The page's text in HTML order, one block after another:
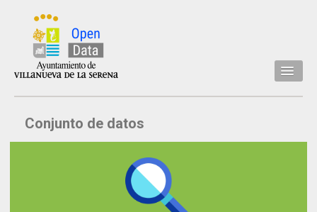
Inicio
Datos
Conjunto de datos